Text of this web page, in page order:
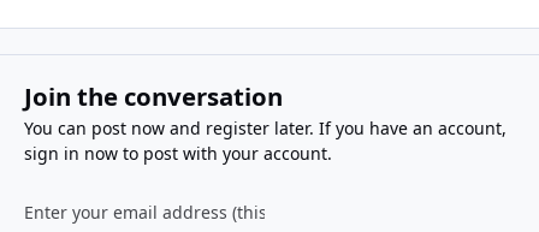
Join the conversation
You can post now and register later. If you have an account,
sign in nowto post with your account.